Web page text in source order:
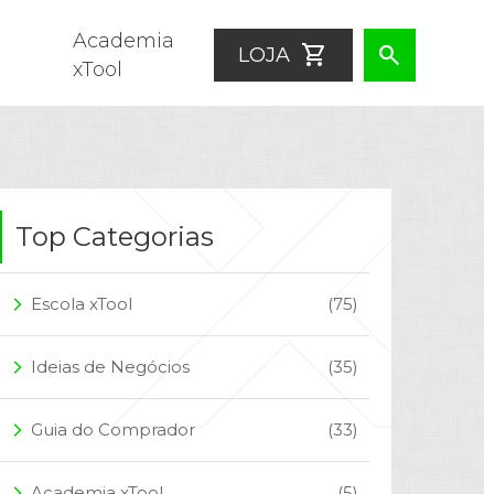
Academia
xTool
LOJA shopping_cart search
Top Categorias
arrow_forward_ios Escola xTool (75)
arrow_forward_ios Ideias de Negócios (35)
arrow_forward_ios Guia do Comprador (33)